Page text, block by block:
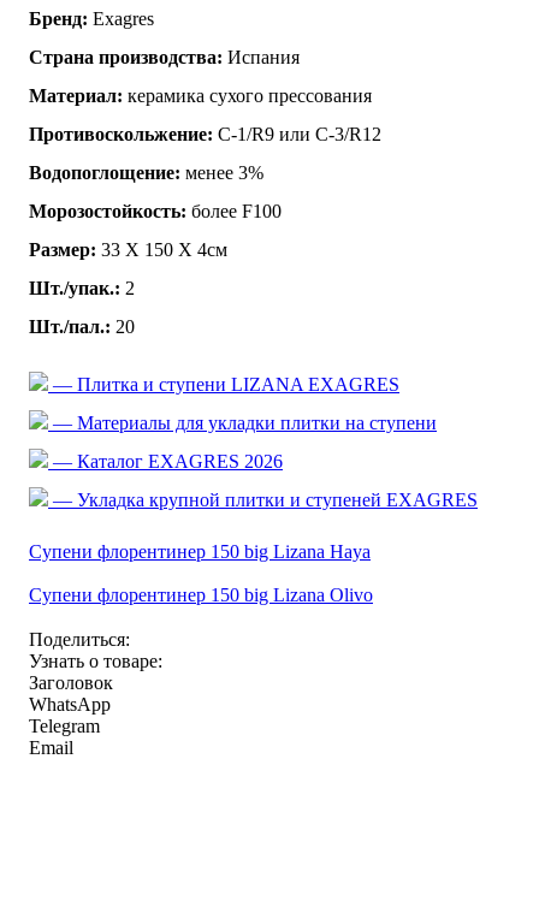
Бренд: Exagres
Страна производства: Испания
Материал: керамика сухого прессования
Противоскольжение: C-1/R9 или C-3/R12
Водопоглощение: менее 3%
Морозостойкость: более F100
Размер: 33 Х 150 Х 4см
Шт./упак.: 2
Шт./пал.: 20
— Плитка и ступени LIZANA EXAGRES
— Материалы для укладки плитки на ступени
— Каталог EXAGRES 2026
— Укладка крупной плитки и ступеней EXAGRES
Супени флорентинер 150 big Lizana Haya
Супени флорентинер 150 big Lizana Olivo
Поделиться:
Узнать о товаре:
Заголовок
WhatsApp
Telegram
Email